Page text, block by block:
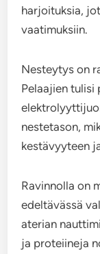
harjoituksia,
vaatimuksiin.
Nesteytys on
Pelaajien tulisi
nestetason,
kestävyyteen
Ravinnolla on
edeltävässä
aterian
ja proteiineja